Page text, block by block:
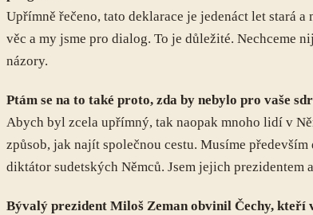
Upřímně řečeno, tato deklarace je jedenáct let stará
věc a my jsme pro dialog. To je důležité. Nechceme
názory.
Ptám se na to také proto, zda by nebylo pro vaše
Abych byl zcela upřímný, tak naopak mnoho lidí v
způsob, jak najít společnou cestu. Musíme
diktátor sudetských Němců. Jsem jejich
Bývalý prezident Miloš Zeman obvinil Čechy, kteří